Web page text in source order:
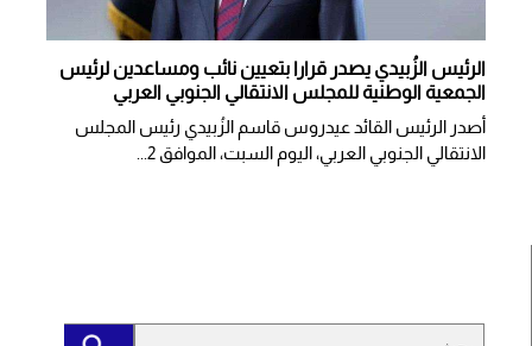
الرئيس الزُبيدي يصدر قرارا بتعيين نائب ومساعدين لرئيس
الجمعية الوطنية للمجلس الانتقالي الجنوبي العربي
أصدر الرئيس القائد عيدروس قاسم الزُبيدي رئيس المجلس
الانتقالي الجنوبي العربي، اليوم السبت، الموافق 2...